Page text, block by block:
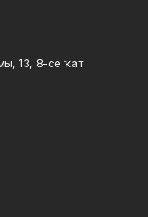
13, 8-се ҡат